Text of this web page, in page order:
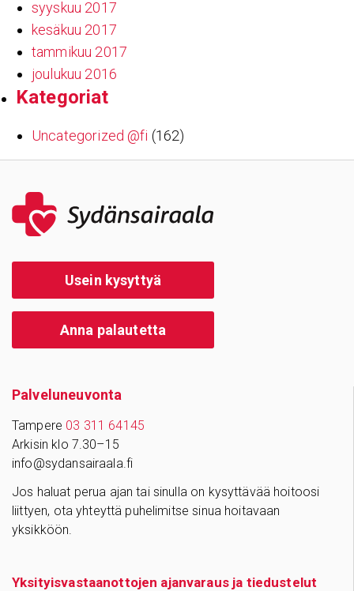
syyskuu 2017
kesäkuu 2017
tammikuu 2017
joulukuu 2016
Kate­go­riat
Uncategorized @fi (162)
Usein kysyttyä
Anna palautetta
Palve­lu­neu­vonta
Tampere 03 311 64145
Arkisin klo 7.30–15
info@sydansairaala.fi
Jos haluat perua ajan tai sinulla on kysyttävää hoitoosi
liittyen, ota yhteyttä puhelimitse sinua hoitavaan
yksikköön.
Yksityisvastaanottojen ajanvaraus ja tiedustelut